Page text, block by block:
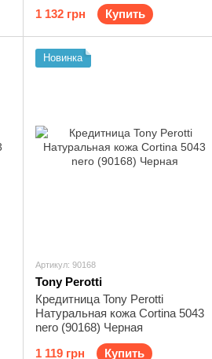
1 132 грн
Купить
Новинка
Артикул: 90168
Tony Perotti
Кредитница Tony Perotti
Натуральная кожа Cortina 5043
nero (90168) Черная
1 119 грн
Купить